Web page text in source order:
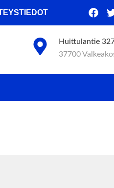
Huittulantie
37700